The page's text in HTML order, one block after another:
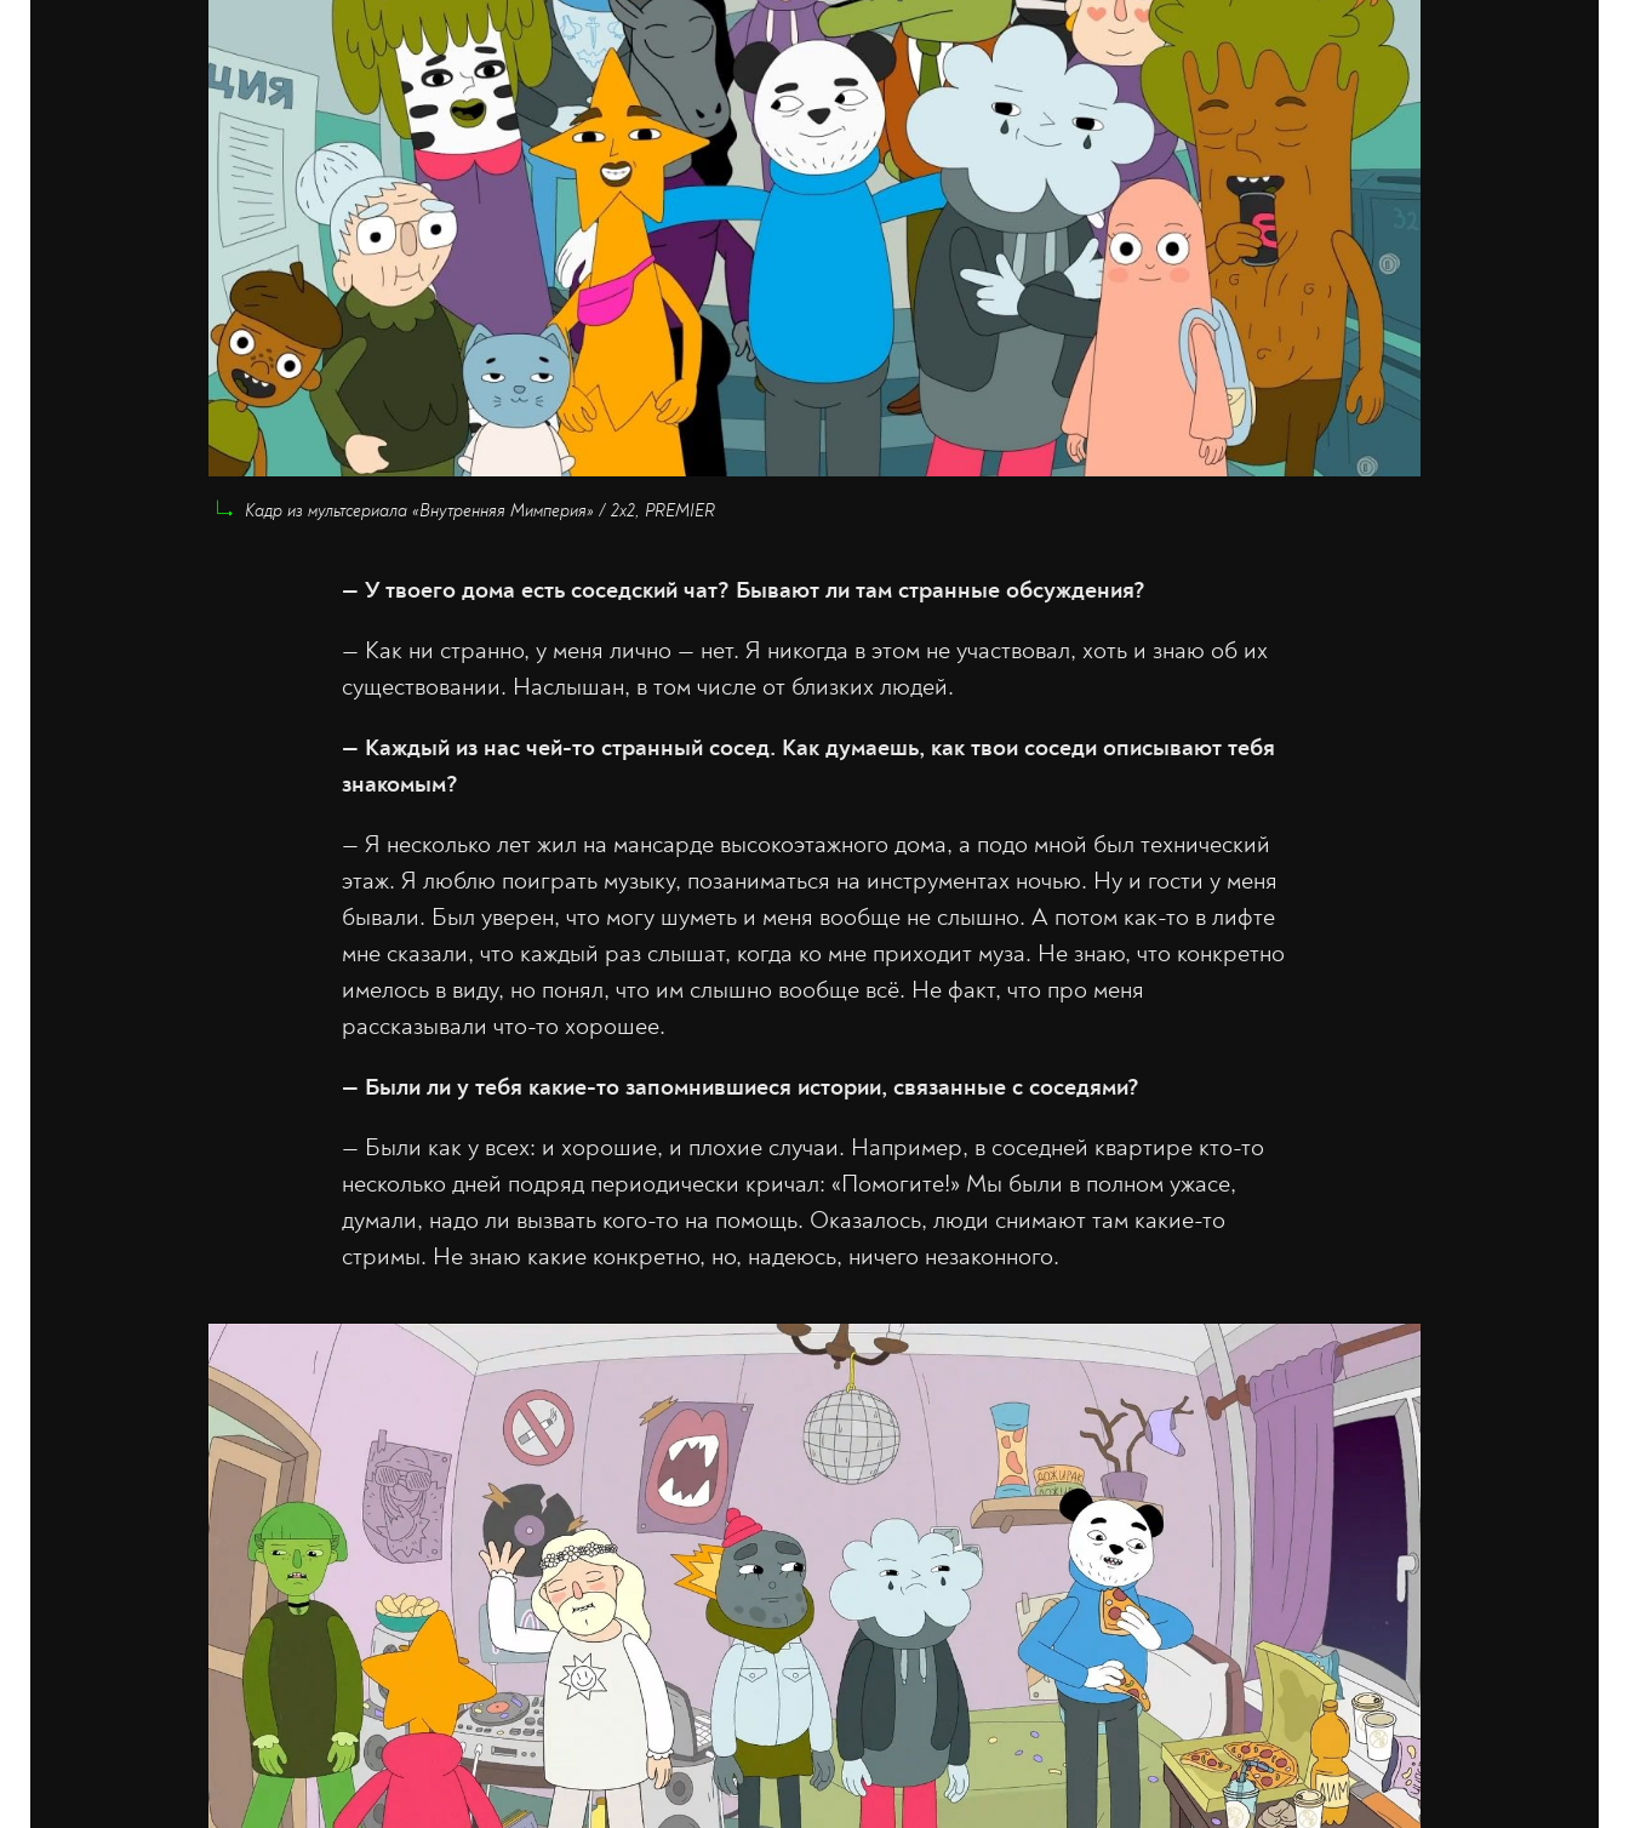
Кадр из мультсериала «Внутренняя Мимперия» / 2х2, PREMIER
— У твоего дома есть соседский чат? Бывают ли там странные обсуждения?
— Как ни странно, у меня лично — нет. Я никогда в этом не участвовал, хоть и знаю об их
существовании. Наслышан, в том числе от близких людей.
— Каждый из нас чей-то странный сосед. Как думаешь, как твои соседи описывают тебя
знакомым?
— Я несколько лет жил на мансарде высокоэтажного дома, а подо мной был технический
этаж. Я люблю поиграть музыку, позаниматься на инструментах ночью. Ну и гости у меня
бывали. Был уверен, что могу шуметь и меня вообще не слышно. А потом как-то в лифте
мне сказали, что каждый раз слышат, когда ко мне приходит муза. Не знаю, что конкретно
имелось в виду, но понял, что им слышно вообще всё. Не факт, что про меня
рассказывали что-то хорошее.
— Были ли у тебя какие-то запомнившиеся истории, связанные с соседями?
— Были как у всех: и хорошие, и плохие случаи. Например, в соседней квартире кто-то
несколько дней подряд периодически кричал: «Помогите!» Мы были в полном ужасе,
думали, надо ли вызвать кого-то на помощь. Оказалось, люди снимают там какие-то
стримы. Не знаю какие конкретно, но, надеюсь, ничего незаконного.